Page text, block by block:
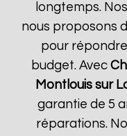
longtemps.
nous proposons
pour
budget. Avec
Montlouis sur
garantie de 5
réparations.